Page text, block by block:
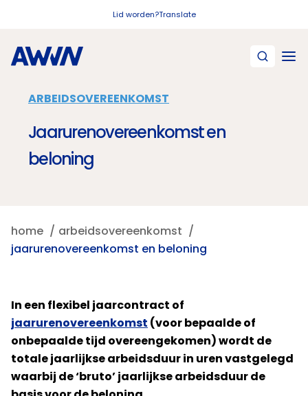
Lid worden?Translate
ARBEIDSOVEREENKOMST
Jaarurenovereenkomst en
beloning
home
arbeidsovereenkomst
jaarurenovereenkomst en beloning
In een flexibel jaarcontract of
jaarurenovereenkomst (voor bepaalde of
onbepaalde tijd overeengekomen) wordt de
totale jaarlijkse arbeidsduur in uren vastgelegd
waarbij de ‘bruto’ jaarlijkse arbeidsduur de